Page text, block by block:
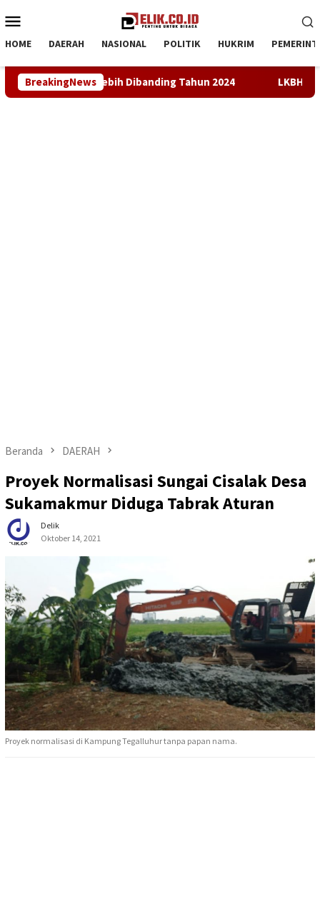
ke
Mobile
HOME DAERAH NASIONAL POLITIK HUKRIM
BreakingNews
2024 LKBH LPKSM Satria Desak Kejari Karawang
Beranda DAERAH
Proyek Normalisasi Sungai Cisalak Desa
Sukamakmur Diduga Tabrak Aturan
Delik
Oktober 14, 2021
Proyek normalisasi di Kampung Tegalluhur tanpa papan nama.